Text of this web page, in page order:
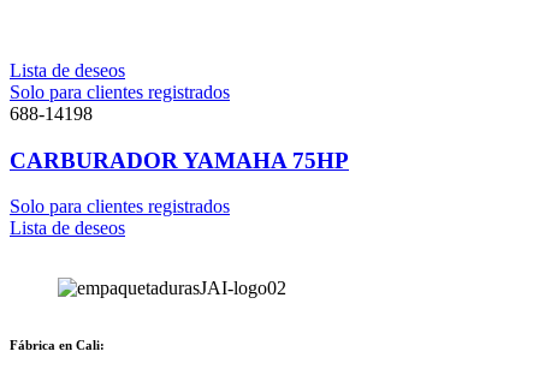
Lista de deseos
Solo para clientes registrados
688-14198
CARBURADOR YAMAHA 75HP
Solo para clientes registrados
Lista de deseos
Fábrica en Cali: